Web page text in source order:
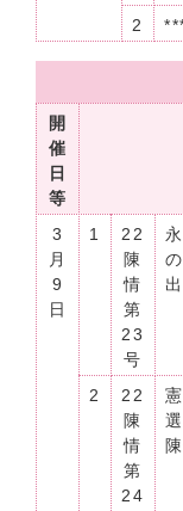
2
開
催
日
等
3
月
9
日
1
22
陳
情
第
23
号
2
22
陳
情
第
24